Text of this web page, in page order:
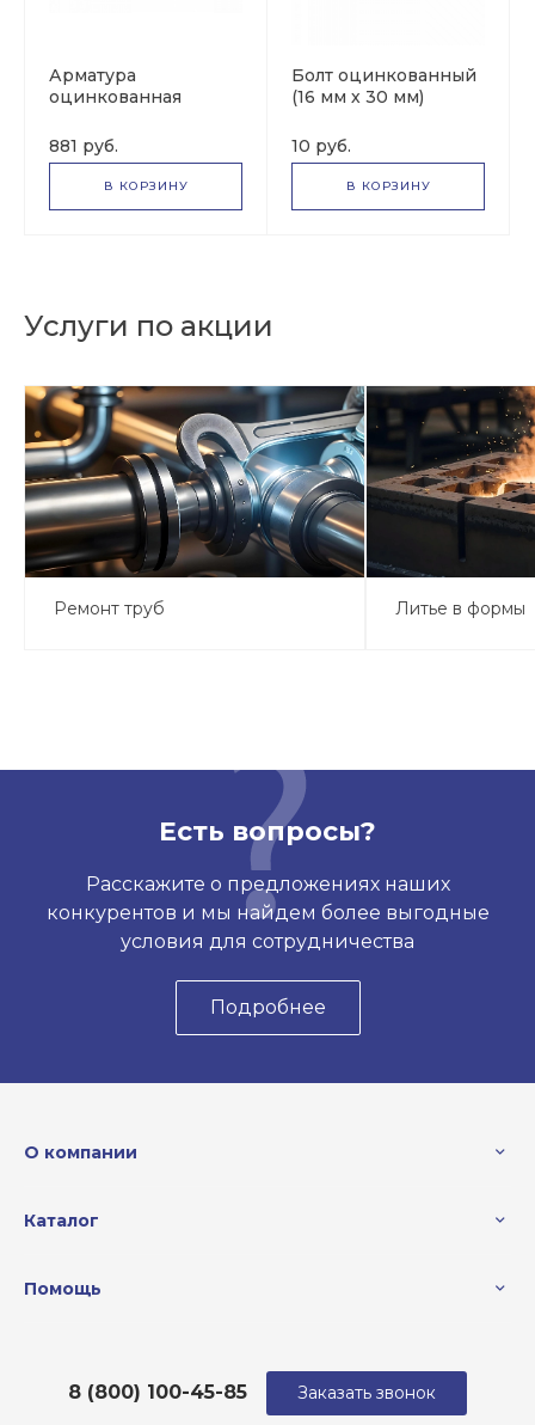
Арматура
оцинкованная
2000 мм)
881 руб.
В КОРЗИНУ
Болт оцинкованный
(16 мм х 30 мм)
10 руб.
В КОРЗИНУ
Услуги по акции
Ремонт труб Литье в формы
Есть вопросы?
Расскажите о предложениях наших
конкурентов и мы найдем более выгодные
условия для сотрудничества
Подробнее
О компании
Каталог
Помощь
8 (800) 100-45-85 Заказать звонок